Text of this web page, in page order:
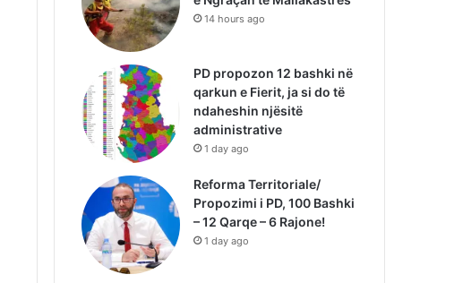
14 hours ago
PD propozon 12 bashki në
qarkun e Fierit, ja si do të
ndaheshin njësitë
administrative
1 day ago
Reforma Territoriale/
Propozimi i PD, 100 Bashki
– 12 Qarqe – 6 Rajone!
1 day ago